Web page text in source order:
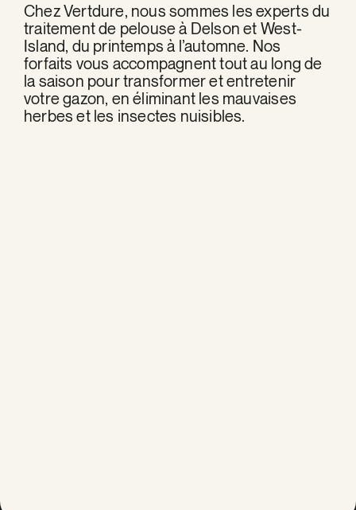
Chez Vertdure, nous sommes les experts du
traitement de pelouse à Delson et West-
Island, du printemps à l’automne. Nos
forfaits vous accompagnent tout au long de
la saison pour transformer et entretenir
votre gazon, en éliminant les mauvaises
herbes et les insectes nuisibles.